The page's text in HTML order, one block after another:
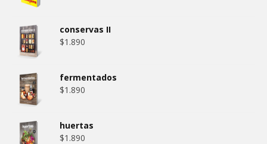
conservas II
$1.890
fermentados
$1.890
huertas
$1.890